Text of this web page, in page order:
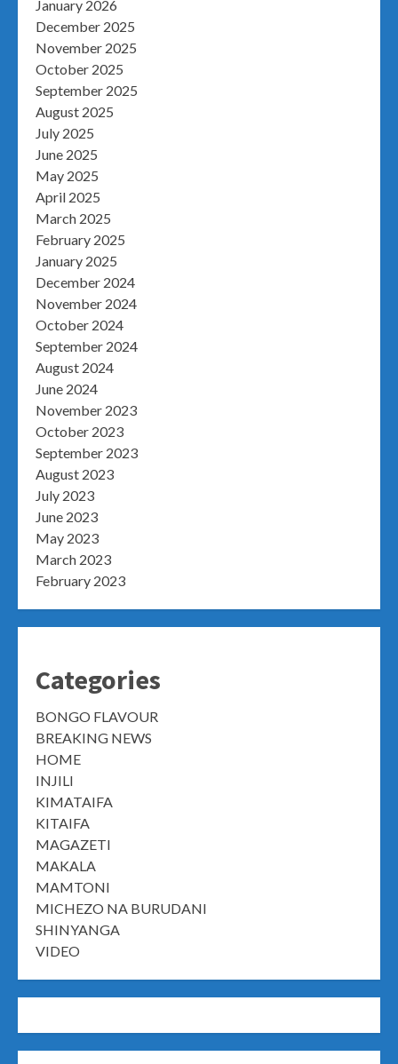
January 2026
December 2025
November 2025
October 2025
September 2025
August 2025
July 2025
June 2025
May 2025
April 2025
March 2025
February 2025
January 2025
December 2024
November 2024
October 2024
September 2024
August 2024
June 2024
November 2023
October 2023
September 2023
August 2023
July 2023
June 2023
May 2023
March 2023
February 2023
Categories
BONGO FLAVOUR
BREAKING NEWS
HOME
INJILI
KIMATAIFA
KITAIFA
MAGAZETI
MAKALA
MAMTONI
MICHEZO NA BURUDANI
SHINYANGA
VIDEO